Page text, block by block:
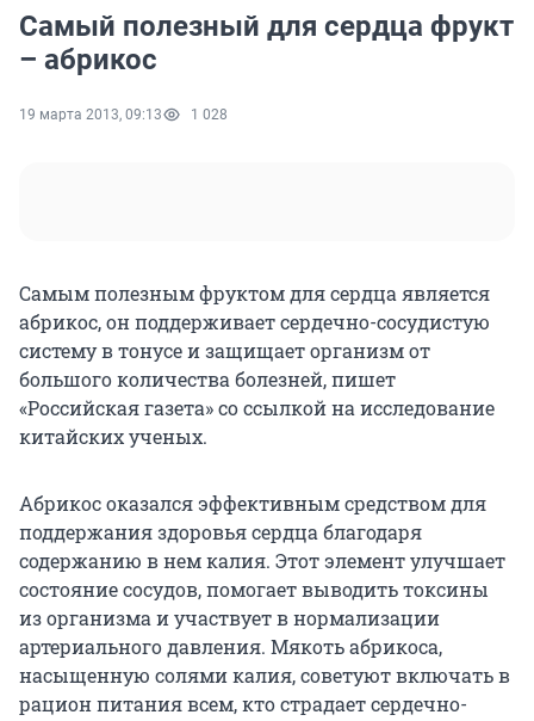
Самый полезный для сердца фрукт
– абрикос
19 марта 2013, 09:13 1 028
Самым полезным фруктом для сердца является
абрикос, он поддерживает сердечно-сосудистую
систему в тонусе и защищает организм от
большого количества болезней, пишет
«Российская газета» со ссылкой на исследование
китайских ученых.
Абрикос оказался эффективным средством для
поддержания здоровья сердца благодаря
содержанию в нем калия. Этот элемент улучшает
состояние сосудов, помогает выводить токсины
из организма и участвует в нормализации
артериального давления. Мякоть абрикоса,
насыщенную солями калия, советуют включать в
рацион питания всем, кто страдает сердечно-